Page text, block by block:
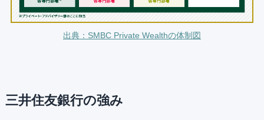
出典：SMBC Private Wealthの体制図
三井住友銀行の強み